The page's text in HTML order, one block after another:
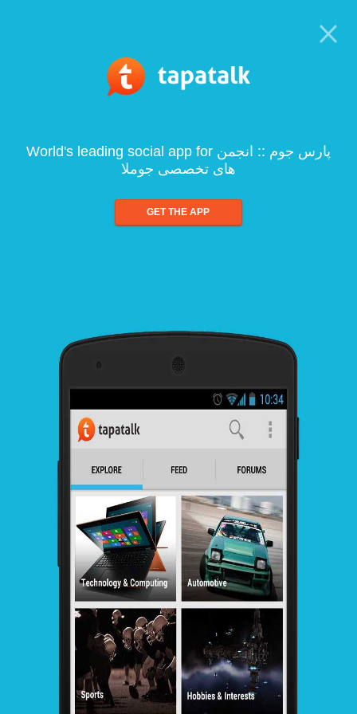
World's leading social app for پارس جوم :: انجمن
های تخصصی جوملا
GET THE APP